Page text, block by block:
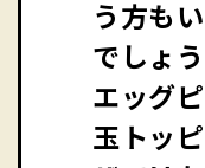
う方も
でしょう
エッグ
玉トッ